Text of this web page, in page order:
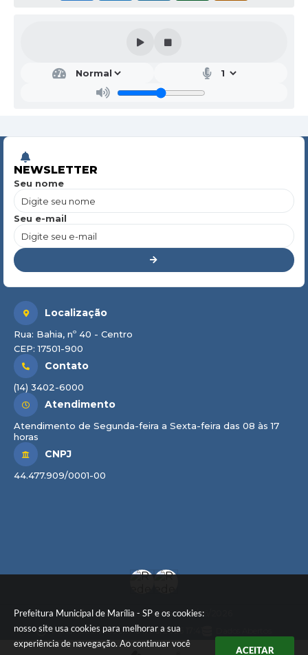
Prefeitura Municipal de Marília - SP e os cookies:
nosso site usa cookies para melhorar a sua
experiência de navegação. Ao continuar você
ACEITAR
NEWSLETTER
Seu nome
Seu e-mail
Localização
Rua: Bahia, nº 40 - Centro
CEP: 17501-900
Contato
(14) 3402-6000
Atendimento
Atendimento de Segunda-feira a Sexta-feira das 08 às 17
horas
CNPJ
44.477.909/0001-00
Versão do Sistema: 3.5.3 - 19/06/2026
Portal atualizado em:07/08/2026 17:41